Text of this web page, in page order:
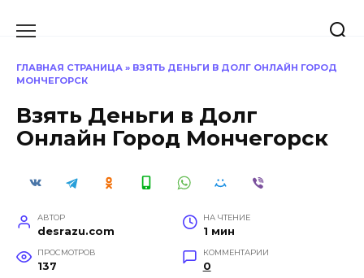
ГЛАВНАЯ СТРАНИЦА » ВЗЯТЬ ДЕНЬГИ В ДОЛГ ОНЛАЙН ГОРОД
МОНЧЕГОРСК
Взять Деньги в Долг
Онлайн Город Мончегорск
АВТОР
desrazu.com
НА ЧТЕНИЕ
1 мин
ПРОСМОТРОВ
137
КОММЕНТАРИИ
0